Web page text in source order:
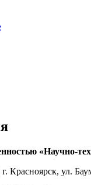
«Научно-
Красноярск, ул.